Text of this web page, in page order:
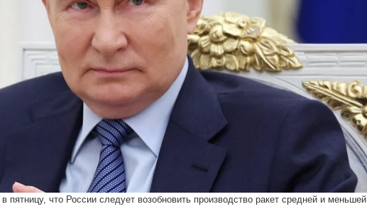
пятницу, что России следует возобновить производство ракет средней и меньшей